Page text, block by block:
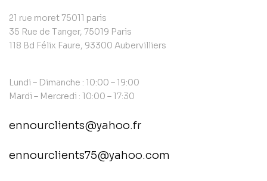
21 rue moret 75011 paris
35 Rue de Tanger, 75019 Paris
118 Bd Félix Faure, 93300 Aubervilliers
Lundi – Dimanche : 10:00 – 19:00
Mardi – Mercredi : 10:00 – 17:30
ennourclients@yahoo.fr
ennourclients75@yahoo.com